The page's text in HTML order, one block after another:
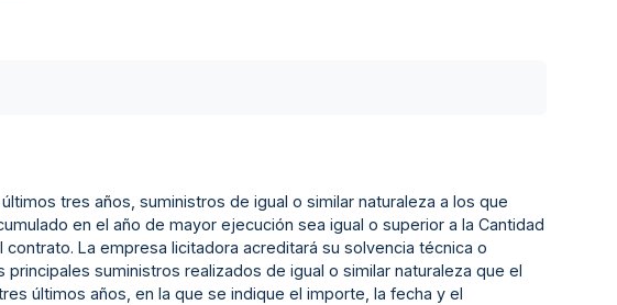
tres años, suministros de igual o similar naturaleza a los que
en el año de mayor ejecución sea igual o superior a la Cantidad
La empresa licitadora acreditará su solvencia técnica o
suministros realizados de igual o similar naturaleza que el
últimos años, en la que se indique el importe, la fecha y el